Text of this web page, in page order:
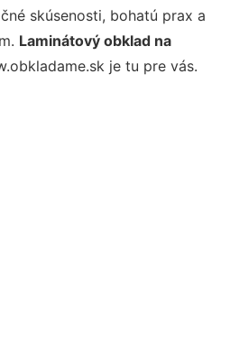
skúsenosti, bohatú prax a
Laminátový obklad na
je tu pre vás.